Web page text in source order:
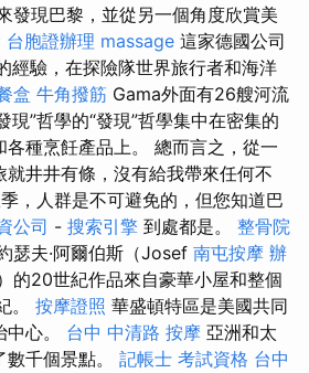
發現巴黎，並從另一個角度欣賞美
台胞證辦理 massage 這家德國公司
經驗，在探險隊世界旅行者和海洋
盒 牛角撥筋 Gama外面有26艘河流
現”哲學的“發現”哲學集中在密集的
種烹飪產品上。 總而言之，從一
就井井有條，沒有給我帶來任何不
，人群是不可避免的，但您知道巴
公司 - 搜索引擎 到處都是。 整骨院
瑟夫·阿爾伯斯（Josef 南屯按摩 辦
的20世紀作品來自豪華小屋和整個
。 按摩證照 華盛頓特區是美國共同
心。 台中 中清路 按摩 亞洲和太
千個景點。 記帳士 考試資格 台中